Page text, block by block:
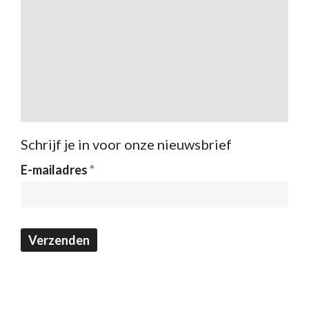
Schrijf je in voor onze nieuwsbrief
Nieuwsbrief
E-mailadres*
Verzenden